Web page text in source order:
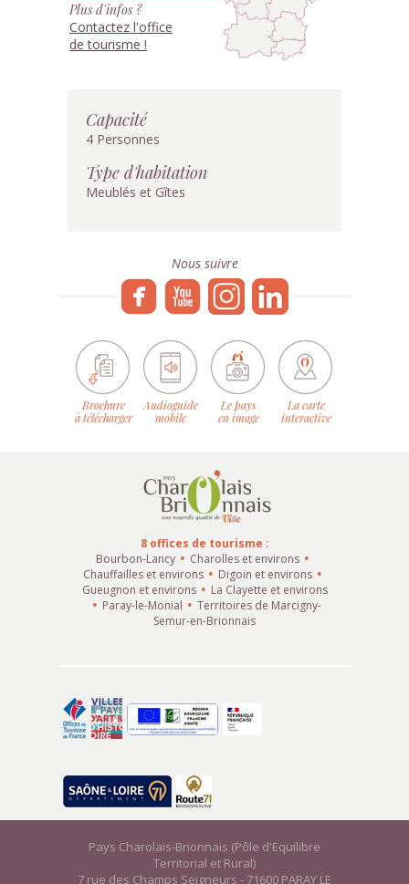
Plus d'infos ?
Contactez l'office
de tourisme !
Capacité
4 Personnes
Type d'habitation
Meublés et Gîtes
Nous suivre
Brochure
à télécharger
Audioguide
mobile
Le pays
en image
La carte
interactive
8 offices de tourisme :
Bourbon-Lancy
Charolles et environs
Chauffailles et environs
Digoin et environs
Gueugnon et environs
La Clayette et environs
Paray-le-Monial
Territoires de Marcigny-
Semur-en-Brionnais
Pays Charolais-Brionnais (Pôle d'Equilibre
Territorial et Rural)
7 rue des Champs Seigneurs - 71600 PARAY LE